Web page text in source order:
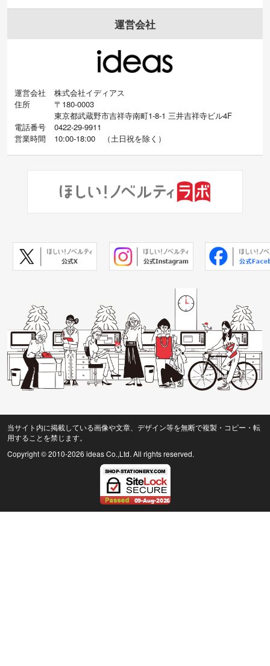
運営会社
運営会社
株式会社イディアス
住所
〒180-0003
東京都武蔵野市吉祥寺南町1-8-1 三井吉祥寺ビル4F
電話番号
0422-29-9911
営業時間
10:00-18:00 （土日祝を除く）
当サイト内に掲載している画像や文章、デザイン等を無断で複製・コピー・転
用することを禁じます。
Copyright © 2010-2026 ideas Co.,Ltd. All rights reserved.